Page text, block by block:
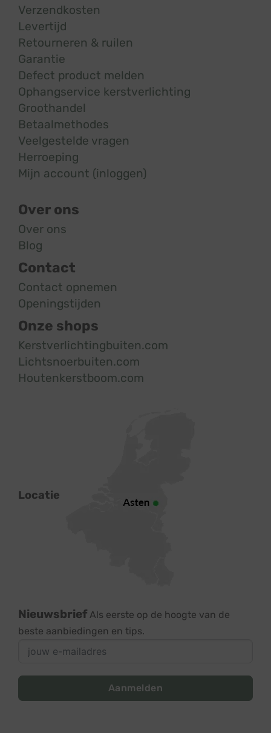
Verzendkosten
Levertijd
Retourneren & ruilen
Garantie
Defect product melden
Ophangservice kerstverlichting
Groothandel
Betaalmethodes
Veelgestelde vragen
Herroeping
Mijn account (inloggen)
Over ons
Over ons
Blog
Contact
Contact opnemen
Openingstijden
Onze shops
Kerstverlichtingbuiten.com
Lichtsnoerbuiten.com
Houtenkerstboom.com
Locatie
Nieuwsbrief Als eerste op de hoogte van de
beste aanbiedingen en tips.
Aanmelden